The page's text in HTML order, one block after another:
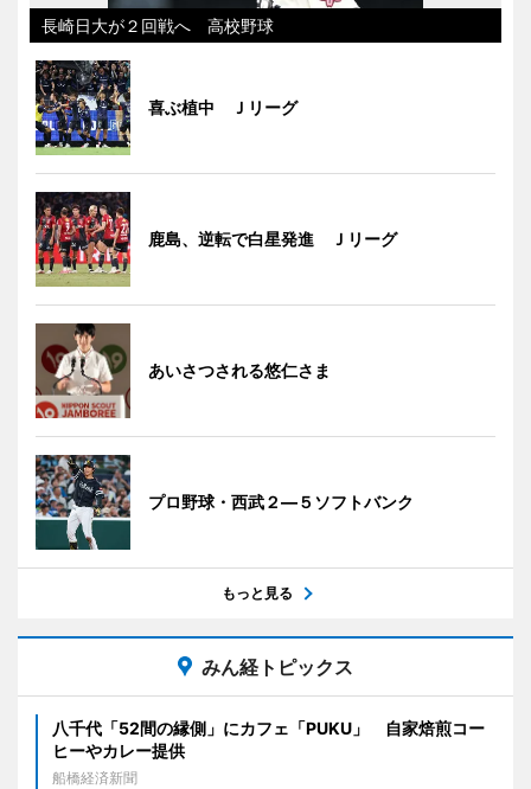
長崎日大が２回戦へ 高校野球
喜ぶ植中 Ｊリーグ
鹿島、逆転で白星発進 Ｊリーグ
あいさつされる悠仁さま
プロ野球・西武２―５ソフトバンク
もっと見る
みん経トピックス
八千代「52間の縁側」にカフェ「PUKU」 自家焙煎コー
ヒーやカレー提供
船橋経済新聞